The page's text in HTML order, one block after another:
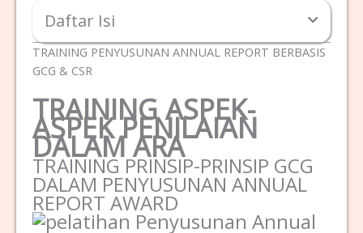
Daftar Isi
TRAINING PENYUSUNAN ANNUAL REPORT BERBASIS
GCG & CSR
TRAINING ASPEK-
ASPEK PENILAIAN
DALAM ARA
TRAINING PRINSIP-PRINSIP GCG
DALAM PENYUSUNAN ANNUAL
REPORT AWARD